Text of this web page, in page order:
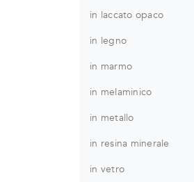
in laccato opaco
in legno
in marmo
in melaminico
in metallo
in resina minerale
in vetro